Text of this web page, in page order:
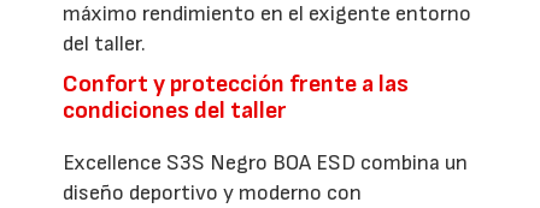
máximo rendimiento en el exigente entorno
del taller.
Confort y protección frente a las
condiciones del taller
Excellence S3S Negro BOA ESD combina un
diseño deportivo y moderno con